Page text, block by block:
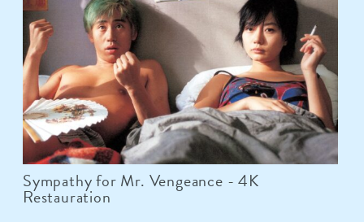
Sympathy for Mr. Vengeance - 4K
Restauration